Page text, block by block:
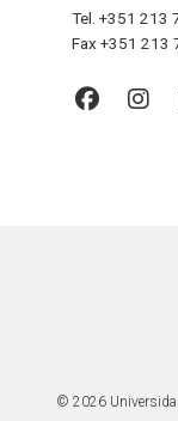
Tel. +351 213
Fax +351 213
© 2026